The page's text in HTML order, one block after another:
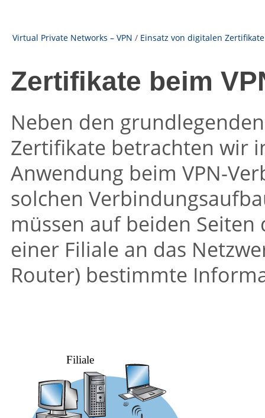
Virtual Private Networks – VPN / Einsatz von digitalen
Zertifikate beim
Neben den
Zertifikate betrachten wir
Anwendung beim VPN-
solchen
müssen auf beiden
einer Filiale an das
Router) bestimmte